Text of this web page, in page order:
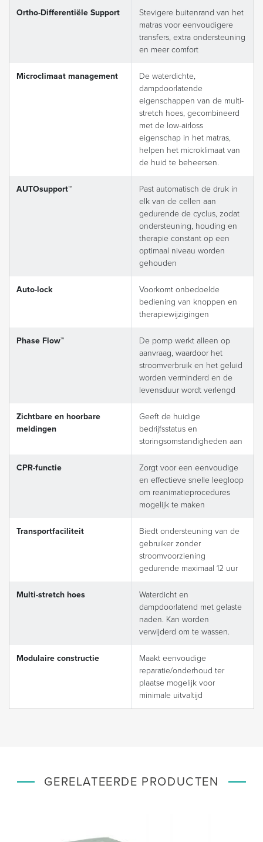
Ortho-Differentiële Support
Stevigere buitenrand van het
matras voor eenvoudigere
transfers, extra ondersteuning
en meer comfort
Microclimaat management
De waterdichte,
dampdoorlatende
eigenschappen van de multi-
stretch hoes, gecombineerd
met de low-airloss
eigenschap in het matras,
helpen het microklimaat van
de huid te beheersen.
AUTOsupport™
Past automatisch de druk in
elk van de cellen aan
gedurende de cyclus, zodat
ondersteuning, houding en
therapie constant op een
optimaal niveau worden
gehouden
Auto-lock
Voorkomt onbedoelde
bediening van knoppen en
therapiewijzigingen
Phase Flow™
De pomp werkt alleen op
aanvraag, waardoor het
stroomverbruik en het geluid
worden verminderd en de
levensduur wordt verlengd
Zichtbare en hoorbare
meldingen
Geeft de huidige
bedrijfsstatus en
storingsomstandigheden aan
CPR-functie
Zorgt voor een eenvoudige
en effectieve snelle leegloop
om reanimatieprocedures
mogelijk te maken
Transportfaciliteit
Biedt ondersteuning van de
gebruiker zonder
stroomvoorziening
gedurende maximaal 12 uur
Multi-stretch hoes
Waterdicht en
dampdoorlatend met gelaste
naden. Kan worden
verwijderd om te wassen.
Modulaire constructie
Maakt eenvoudige
reparatie/onderhoud ter
plaatse mogelijk voor
minimale uitvaltijd
GERELATEERDE PRODUCTEN